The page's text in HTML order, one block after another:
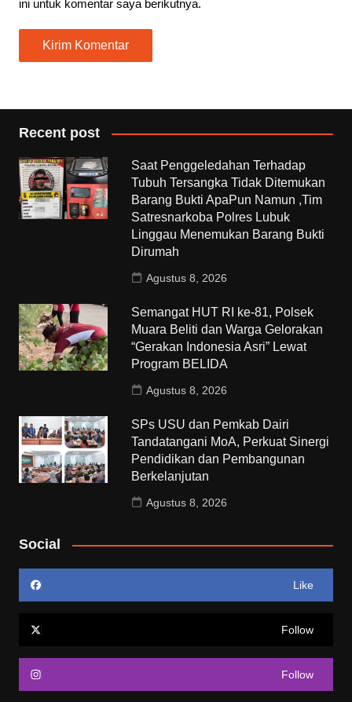
ini untuk komentar saya berikutnya.
Recent post
Saat Penggeledahan Terhadap
Tubuh Tersangka Tidak Ditemukan
Barang Bukti ApaPun Namun ,Tim
Satresnarkoba Polres Lubuk
Linggau Menemukan Barang Bukti
Dirumah
Agustus 8, 2026
Semangat HUT RI ke-81, Polsek
Muara Beliti dan Warga Gelorakan
“Gerakan Indonesia Asri” Lewat
Program BELIDA
Agustus 8, 2026
SPs USU dan Pemkab Dairi
Tandatangani MoA, Perkuat Sinergi
Pendidikan dan Pembangunan
Berkelanjutan
Agustus 8, 2026
Social
Like
Follow
Follow